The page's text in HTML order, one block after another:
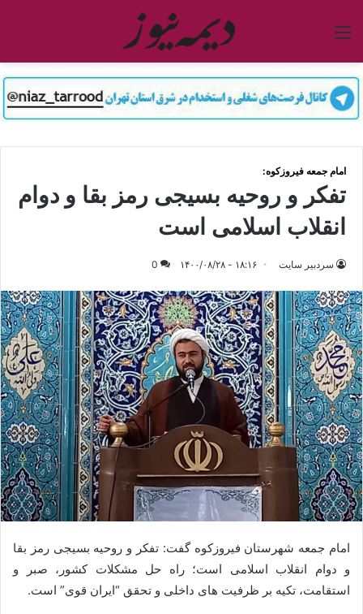
منو
امام جمعه فیروزکوه:
تفکر و روحیه بسیجی رمز بقا و دوام
انقلاب اسلامی است
سردبیر سایت ۱۸:۱۶ - ۱۴۰۰/۰۸/۲۸ 0
امام جمعه شهرستان فیروزکوه گفت: تفکر و روحیه بسیجی رمز بقا
و دوام انقلاب اسلامی است؛ راه حل مشکلات کشور، صبر و
استقامت، تکیه بر ظرفیت های داخلی و تحقق “ایران قوی” است.